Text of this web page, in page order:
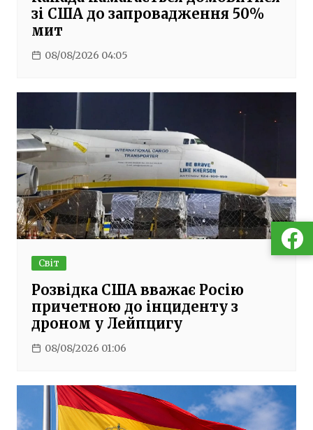
зі США до запровадження 50%
мит
08/08/2026 04:05
Світ
Розвідка США вважає Росію
причетною до інциденту з
дроном у Лейпцигу
08/08/2026 01:06